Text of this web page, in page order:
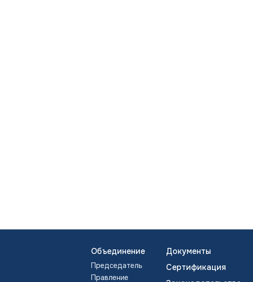
Объединение
Председатель
Правление
Документы
Сертификация